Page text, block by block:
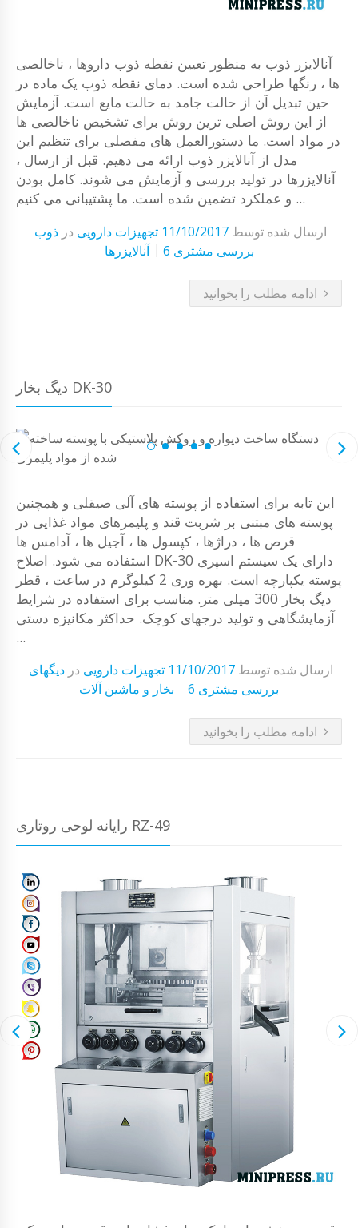
آنالایزر ذوب به منظور تعیین نقطه ذوب داروها ، ناخالصی
ها ، رنگها طراحی شده است. دمای نقطه ذوب یک ماده در
حین تبدیل آن از حالت جامد به حالت مایع است. آزمایش
از این روش اصلی ترین روش برای تشخیص ناخالصی ها
در مواد است. ما دستورالعمل های مفصلی برای تنظیم این
مدل از آنالایزر ذوب ارائه می دهیم. قبل از ارسال ،
آنالایزرها در تولید بررسی و آزمایش می شوند. کامل بودن
و عملکرد تضمین شده است. ما پشتیبانی می کنیم ...
ارسال شده توسط 11/10/2017 تجهیزات دارویی در ذوب
آنالایزرها
6 بررسی مشتری
ادامه مطلب را بخوانید
دیگ بخار DK-30
این تابه برای استفاده از پوسته های آلی صیقلی و همچنین
پوسته های مبتنی بر شربت قند و پلیمرهای مواد غذایی در
قرص ها ، دراژها ، کپسول ها ، آجیل ها ، آدامس ها
استفاده می شود. اصلاح DK-30 دارای یک سیستم اسپری
پوسته یکپارچه است. بهره وری 2 کیلوگرم در ساعت ، قطر
دیگ بخار 300 میلی متر. مناسب برای استفاده در شرایط
آزمایشگاهی و تولید درجهای کوچک. حداکثر مکانیزه دستی
...
ارسال شده توسط11/10/2017 تجهیزات دارویی دردیگهای
بخار و ماشین آلات
6 بررسی مشتری
ادامه مطلب را بخوانید
رایانه لوحی روتاری RZ-49